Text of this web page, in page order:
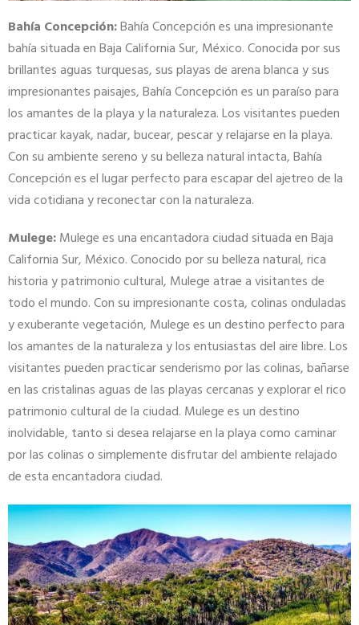
Bahía Concepción:Bahía Concepción es una impresionante
bahía situada en Baja California Sur, México. Conocida por sus
brillantes aguas turquesas, sus playas de arena blanca y sus
impresionantes paisajes, Bahía Concepción es un paraíso para
los amantes de la playa y la naturaleza. Los visitantes pueden
practicar kayak, nadar, bucear, pescar y relajarse en la playa.
Con su ambiente sereno y su belleza natural intacta, Bahía
Concepción es el lugar perfecto para escapar del ajetreo de la
vida cotidiana y reconectar con la naturaleza.
Mulege:Mulege es una encantadora ciudad situada en Baja
California Sur, México. Conocido por su belleza natural, rica
historia y patrimonio cultural, Mulege atrae a visitantes de
todo el mundo. Con su impresionante costa, colinas onduladas
y exuberante vegetación, Mulege es un destino perfecto para
los amantes de la naturaleza y los entusiastas del aire libre. Los
visitantes pueden practicar senderismo por las colinas, bañarse
en las cristalinas aguas de las playas cercanas y explorar el rico
patrimonio cultural de la ciudad. Mulege es un destino
inolvidable, tanto si desea relajarse en la playa como caminar
por las colinas o simplemente disfrutar del ambiente relajado
de esta encantadora ciudad.